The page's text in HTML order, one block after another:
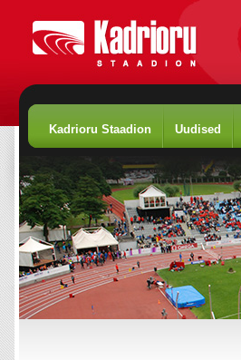
Kadrioru Staadion Uudised